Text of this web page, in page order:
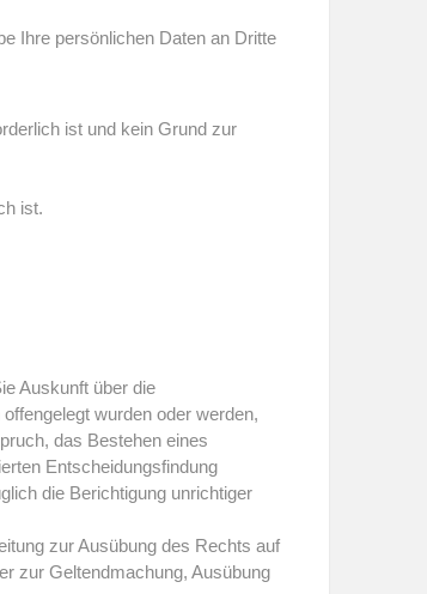
Ihre persönlichen Daten an Dritte
ist und kein Grund zur
ist.
Auskunft über die
wurden oder werden,
das Bestehen eines
Entscheidungsfindung
die Berichtigung unrichtiger
zur Ausübung des Rechts auf
zur Geltendmachung, Ausübung